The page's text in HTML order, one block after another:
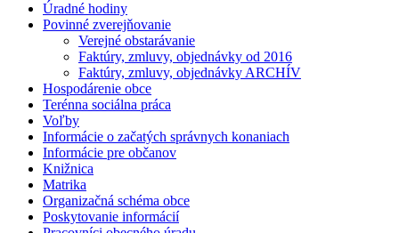
Úradné hodiny
Povinné zverejňovanie
Verejné obstarávanie
Faktúry, zmluvy, objednávky od 2016
Faktúry, zmluvy, objednávky ARCHÍV
Hospodárenie obce
Terénna sociálna práca
Voľby
Informácie o začatých správnych konaniach
Informácie pre občanov
Knižnica
Matrika
Organizačná schéma obce
Poskytovanie informácií